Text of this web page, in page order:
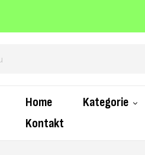
Home Kategorie
Kontakt